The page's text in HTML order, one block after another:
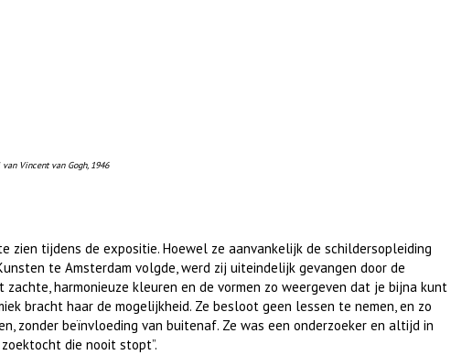
Vincent van Gogh, 1946
zien tijdens de expositie. Hoewel ze aanvankelijk de schildersopleiding
te Amsterdam volgde, werd zij uiteindelijk gevangen door de
harmonieuze kleuren en de vormen zo weergeven dat je bijna kunt
bracht haar de mogelijkheid. Ze besloot geen lessen te nemen, en zo
zonder beïnvloeding van buitenaf. Ze was een onderzoeker en altijd in
die nooit stopt”.